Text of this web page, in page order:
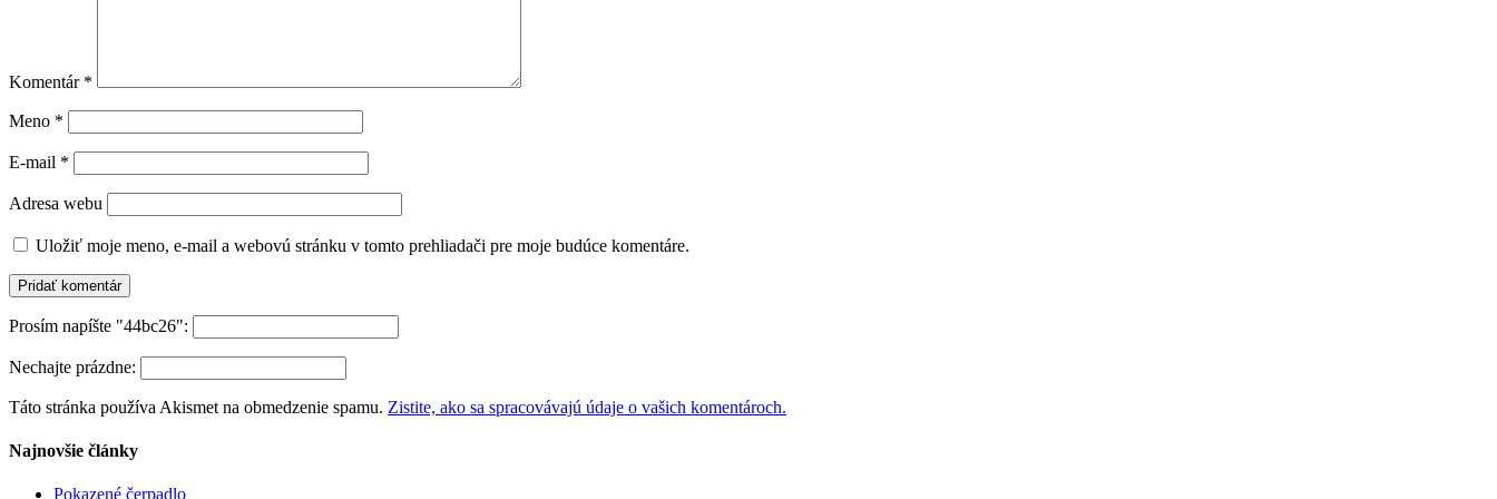
Komentár *
Meno *
E-mail *
Adresa webu
Uložiť moje meno, e-mail a webovú stránku v tomto prehliadači pre moje budúce komentáre.
Prosím napíšte "44bc26":
Nechajte prázdne:
Táto stránka používa Akismet na obmedzenie spamu. Zistite, ako sa spracovávajú údaje o vašich komentároch.
Najnovšie články
Pokazené čerpadlo